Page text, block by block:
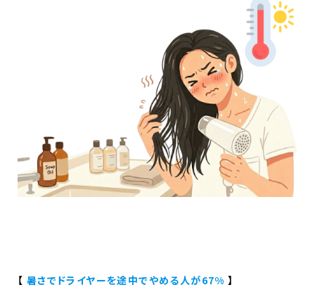
【 暑さでドライヤーを途中でやめる人が67% 】